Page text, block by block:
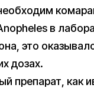
в
это
дозах.
препарат,